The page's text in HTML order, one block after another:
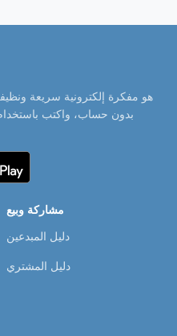
بدون حساب، واكتب
مشاركة وبيع
دليل المبدعين
دليل المشتري